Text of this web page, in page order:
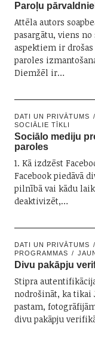
Paroļu
Attēla autors
pasargātu, viens
aspektiem ir
paroles
Diemžēl ir…
DATI UN PRIVĀTUMS
SOCIĀLIE TĪKLI
Sociālo mediju
paroles
1. Kā izdzēst
Facebook piedāvā
pilnībā vai kādu
deaktivizēt,…
DATI UN PRIVĀTUMS
PROGRAMMAS
Divu pakāpju
Stipra
nodrošināt, ka tikai
pastam,
divu pakāpju